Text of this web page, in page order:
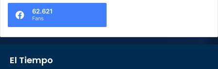
62.621
Fans
El Tiempo